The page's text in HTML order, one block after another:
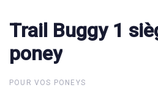
Trail Buggy 1
poney
Trail Buggy 1
poney
POUR VOS PONEYS